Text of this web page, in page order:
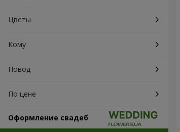
Цветы
Кому
Повод
По цене
Оформление свадеб